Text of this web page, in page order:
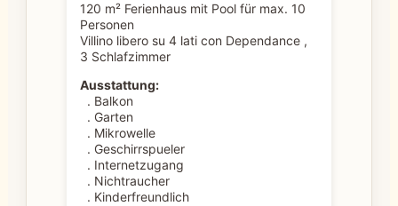
120 m² Ferienhaus mit Pool für max. 10
Personen
Villino libero su 4 lati con Dependance ,
3 Schlafzimmer
Ausstattung:
. Balkon
. Garten
. Mikrowelle
. Geschirrspueler
. Internetzugang
. Nichtraucher
. Kinderfreundlich